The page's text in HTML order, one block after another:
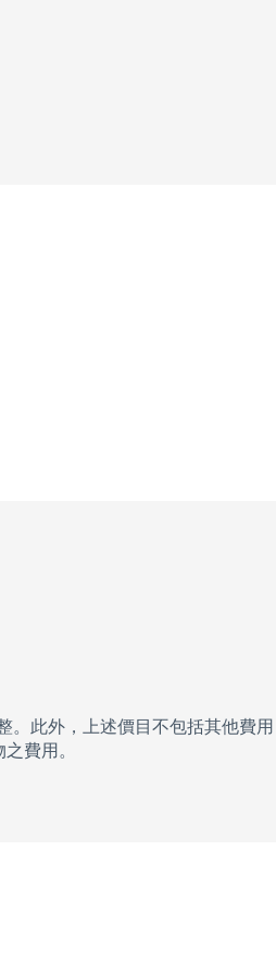
此外，上述價目不包括其他費
費用。